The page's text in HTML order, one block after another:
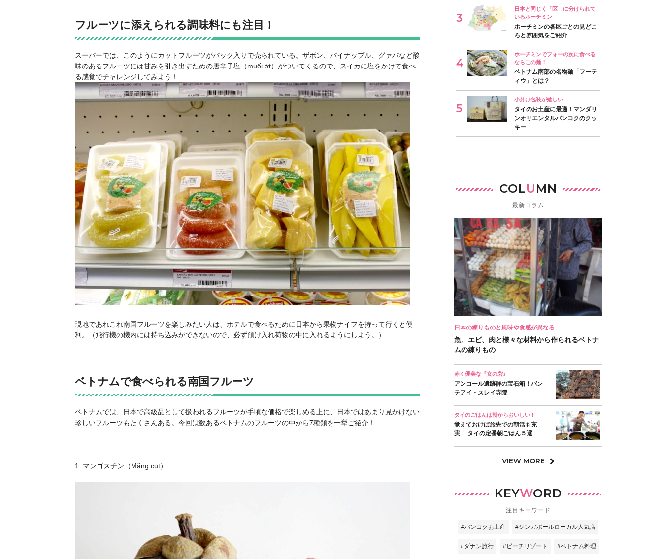
フルーツに添えられる調味料にも注目！
スーパーでは、このようにカットフルーツがパック入りで売られている。ザボン、パイナップル、グァバなど酸
味のあるフルーツには甘みを引き出すための唐辛子塩（muối ớt） がついてくるので、スイカに塩をかけて食べ
る感覚でチャレンジしてみよう！
現地であれこれ南国フルーツを楽しみたい人は、ホテルで食べるために日本から果物ナイフを持って行くと便
利。（飛行機の機内には持ち込みができないので、必ず預け入れ荷物の中に入れるようにしよう。）
ベトナムで食べられる南国フルーツ
ベトナムでは、日本で高級品として扱われるフルーツが手頃な価格で楽しめる上に、日本ではあまり見かけない
珍しいフルーツもたくさんある。今回は数あるベトナムのフルーツの中から7種類を一挙ご紹介！
1. マンゴスチン（Măng cụt）
日本と同じく「区」に分けられて
いるホーチミン
ホーチミンの各区ごとの見どこ
ろと雰囲気をご紹介
ホーチミンでフォーの次に食べる
ならこの麺！
ベトナム南部の名物麺「フーテ
ィウ」とは？
小分け包装が嬉しい
タイのお土産に最適！マンダリ
ンオリエンタルバンコクのクッ
キー
COLUMN
最新コラム
日本の練りものと風味や食感が異なる
魚、エビ、肉と様々な材料から作られるベトナ
ムの練りもの
赤く優美な『女の砦』
アンコール遺跡群の宝石箱！バン
テアイ・スレイ寺院
タイのごはんは朝からおいしい！
覚えておけば旅先での朝活も充
実！ タイの定番朝ごはん５選
VIEW MORE
KEYWORD
注目キーワード
#バンコクお土産 #シンガポールローカル人気店
#ダナン旅行 #ビーチリゾート #ベトナム料理